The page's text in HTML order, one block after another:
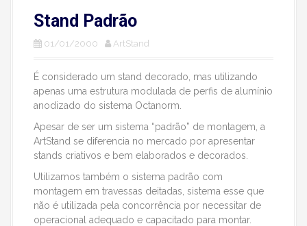
Stand Padrão
01/01/2000 ArtStand
É considerado um stand decorado, mas utilizando
apenas uma estrutura modulada de perfis de alumínio
anodizado do sistema Octanorm.
Apesar de ser um sistema “padrão” de montagem, a
ArtStand se diferencia no mercado por apresentar
stands criativos e bem elaborados e decorados.
Utilizamos também o sistema padrão com
montagem em travessas deitadas, sistema esse que
não é utilizada pela concorrência por necessitar de
operacional adequado e capacitado para montar.